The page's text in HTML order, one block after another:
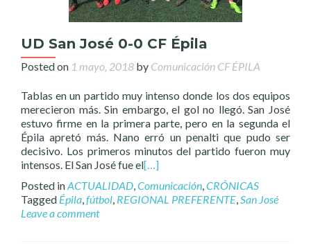
UD San José 0-0 CF Épila
Posted on 1 mayo, 2018 by Comunicación CF ÉPILA
Tablas en un partido muy intenso donde los dos equipos
merecieron más. Sin embargo, el gol no llegó. San José
estuvo firme en la primera parte, pero en la segunda el
Épila apretó más. Nano erró un penalti que pudo ser
decisivo. Los primeros minutos del partido fueron muy
intensos. El San José fue el[…]
Posted inACTUALIDAD,Comunicación,CRÓNICAS
Tagged Épila,fútbol, REGIONAL PREFERENTE,San José
Leave a comment